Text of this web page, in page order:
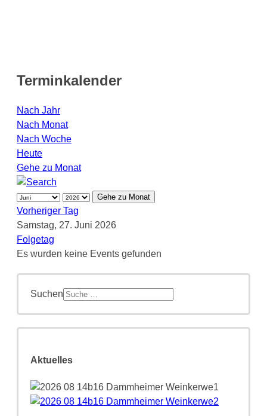
Terminkalender
Nach Jahr
Nach Monat
Nach Woche
Heute
Gehe zu Monat
Gehe zu Monat
Vorheriger Tag
Samstag, 27. Juni 2026
Folgetag
Es wurden keine Events gefunden
Suchen
Aktuelles